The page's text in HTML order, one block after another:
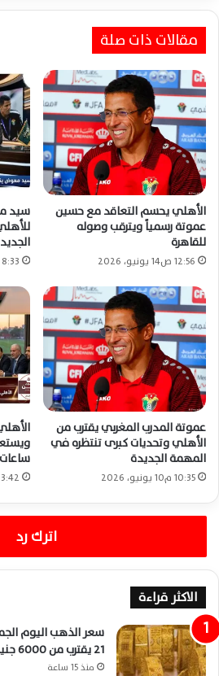
مقالات ذات صلة
الأهلي يحسم التعاقد مع حسين
عموتة رسمياً ويترقب وصوله
للقاهرة
12:56 ص14 يونيو، 2026
سيد
الجديد
8:33 ص11 يونيو، 2026
عموتة المدرب المغربي يقترب من
الأهلي وتحديات كبرى تنتظره في
المهمة الجديدة
10:35 م10 يونيو، 2026 3:42 ص8 يونيو، 2026
اترك رد
الاكثر قراءة
21 يقترب من 6000 جنيه
منذ 15 ساعة